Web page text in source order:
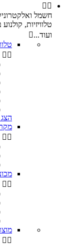
 
חשמל
טלוויזיות,
ועוד...
 
 
 
 